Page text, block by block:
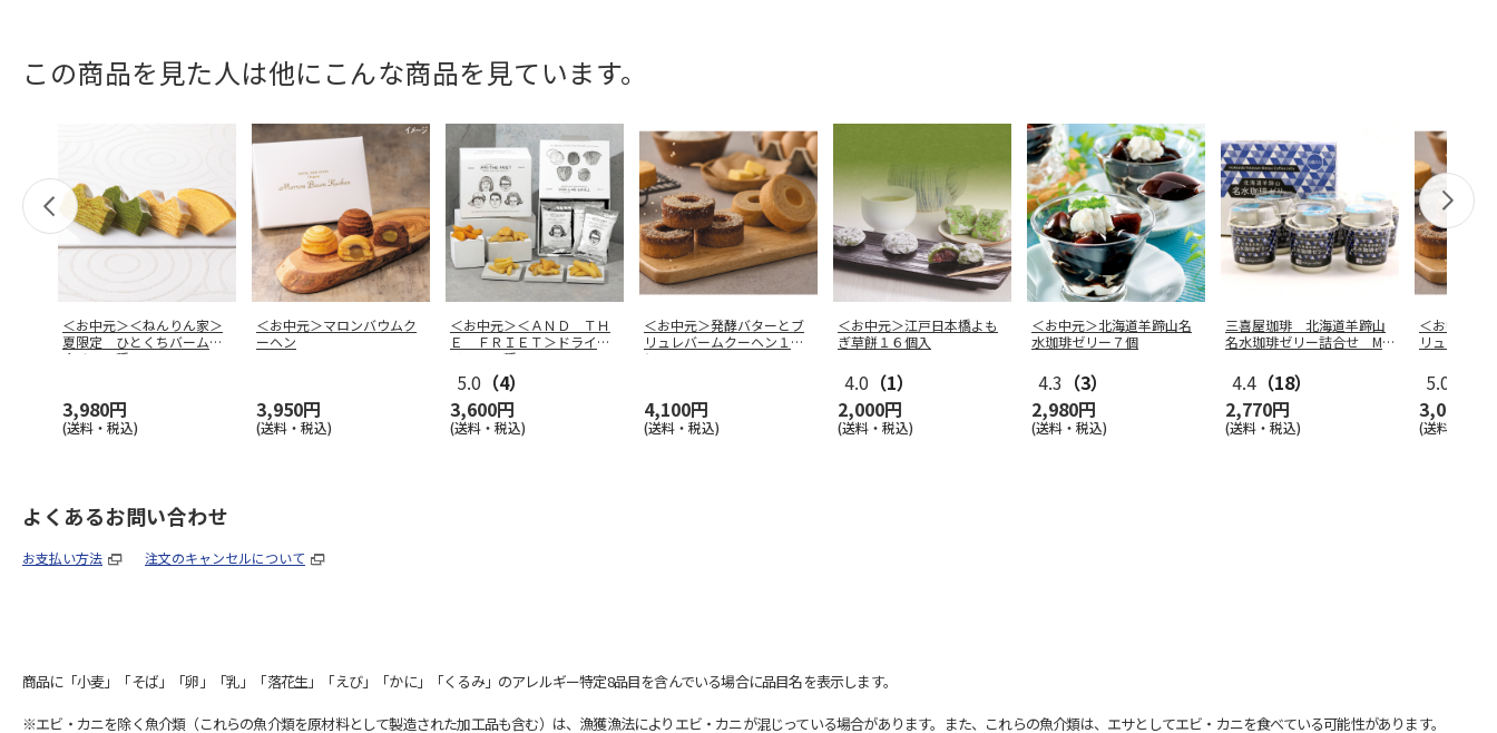
この商品を見た人は他にこんな商品を見ています。
＜お中元＞＜ねんりん家＞
夏限定 ひとくちバーム詰
合せ ４種
3,980円
(送料・税込)
＜お中元＞マロンバウムク
ーヘン
3,950円
(送料・税込)
＜お中元＞＜ＡＮＤ ＴＨ
Ｅ ＦＲＩＥＴ＞ドライフ
リット５種
5.0 （4）
3,600円
(送料・税込)
＜お中元＞発酵バターとブ
リュレバームクーヘン１２
個
4,100円
(送料・税込)
＜お中元＞江戸日本橋よも
ぎ草餅１６個入
4.0 （1）
2,000円
(送料・税込)
＜お中元＞北海道羊蹄山名
水珈琲ゼリー７個
4.3 （3）
2,980円
(送料・税込)
三喜屋珈琲 北海道羊蹄山
名水珈琲ゼリー詰合せ MC
4.4 （18）
2,770円
(送料・税込)
＜お中元＞
リュレバー
5.0
3,000円
(送料・税込)
よくあるお問い合わせ
お支払い方法 注文のキャンセルについて
商品に「小麦」「そば」「卵」「乳」「落花生」「えび」「かに」「くるみ」のアレルギー特定8品目を含んでいる場合に品目名を表示します。
※エビ・カニを除く魚介類（これらの魚介類を原材料として製造された加工品も含む）は、漁獲漁法によりエビ・カニが混じっている場合があります。また、これらの魚介類は、エサとしてエビ・カニを食べている可能性があります。